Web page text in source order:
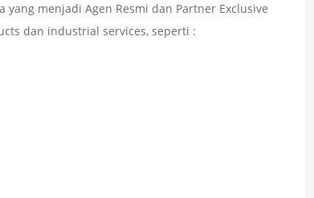
yang menjadi Agen Resmi dan Partner Exclusive
dan industrial services, seperti :